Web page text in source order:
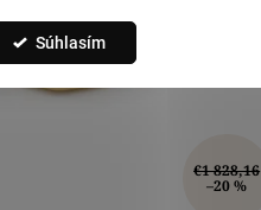
Súhlasím
€1 828,16
–20 %